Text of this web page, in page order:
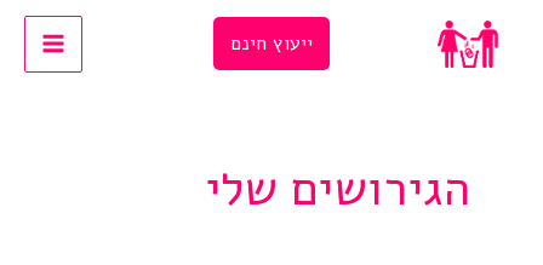
ייעוץ חינם
הגירושים שלי